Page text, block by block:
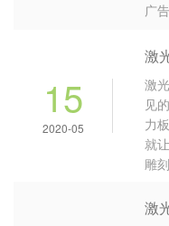
广
15
2020-05
激
激
见
力
就
雕
激